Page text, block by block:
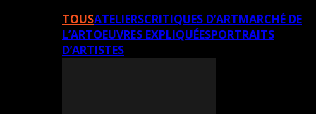
TOUSATELIERSCRITIQUES D’ARTMARCHÉ DE
L’ARTOEUVRES EXPLIQUÉESPORTRAITS
D’ARTISTES